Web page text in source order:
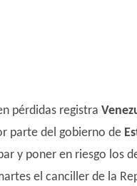
pérdidas registra
parte del gobierno de
y poner en riesgo los
el canciller de la